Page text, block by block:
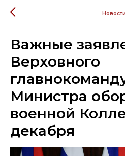
Новости
Важные
Верховного
Министра
военной
декабря